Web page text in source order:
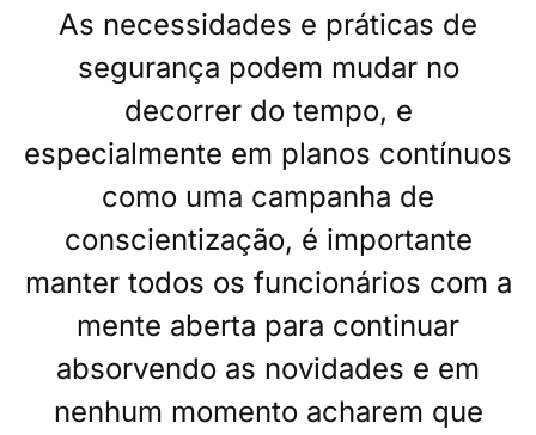
As necessidades e práticas de
segurança podem mudar no
decorrer do tempo, e
especialmente em planos contínuos
como uma campanha de
conscientização, é importante
manter todos os funcionários com a
mente aberta para continuar
absorvendo as novidades e em
nenhum momento acharem que